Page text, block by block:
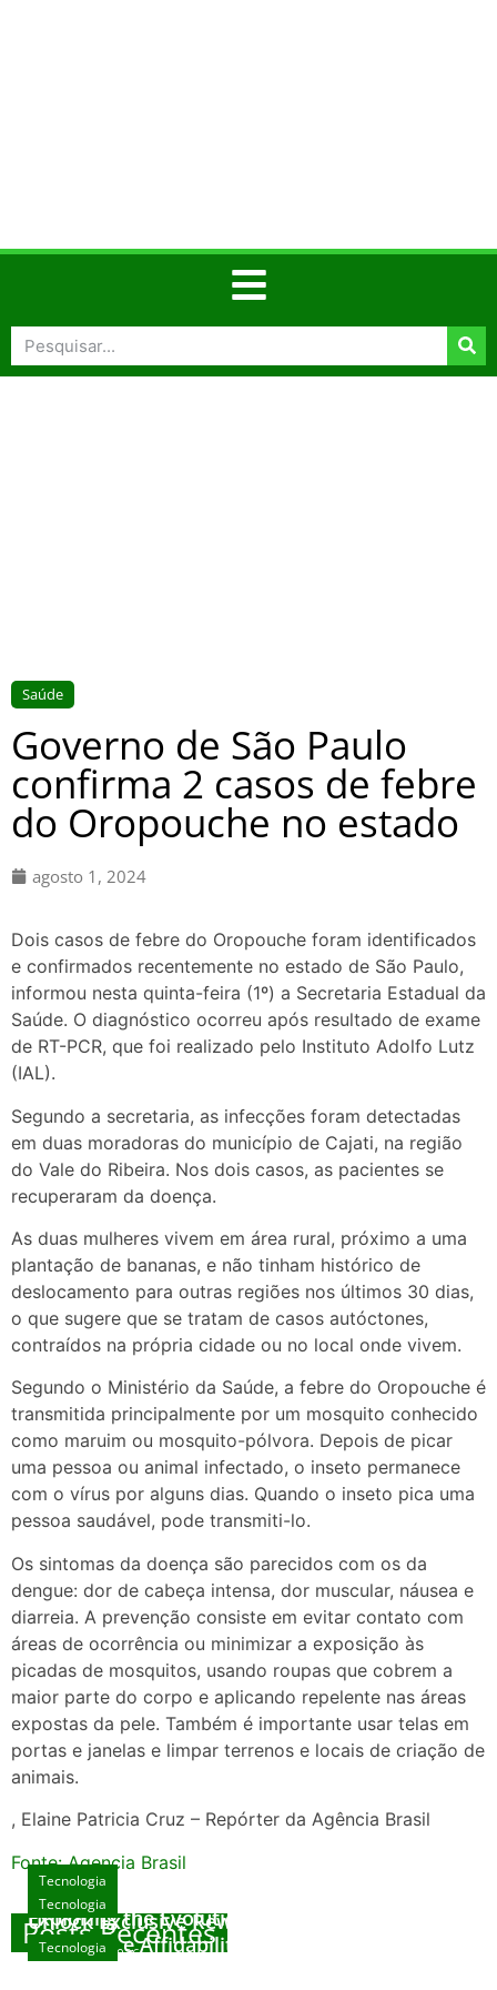
Saúde
Governo de São Paulo
confirma 2 casos de febre
do Oropouche no estado
agosto 1, 2024
Dois casos de febre do Oropouche foram identificados
e confirmados recentemente no estado de São Paulo,
informou nesta quinta-feira (1º) a Secretaria Estadual da
Saúde. O diagnóstico ocorreu após resultado de exame
de RT-PCR, que foi realizado pelo Instituto Adolfo Lutz
(IAL).
Segundo a secretaria, as infecções foram detectadas
em duas moradoras do município de Cajati, na região
do Vale do Ribeira. Nos dois casos, as pacientes se
recuperaram da doença.
As duas mulheres vivem em área rural, próximo a uma
plantação de bananas, e não tinham histórico de
deslocamento para outras regiões nos últimos 30 dias,
o que sugere que se tratam de casos autóctones,
contraídos na própria cidade ou no local onde vivem.
Segundo o Ministério da Saúde, a febre do Oropouche é
transmitida principalmente por um mosquito conhecido
como maruim ou mosquito-pólvora. Depois de picar
uma pessoa ou animal infectado, o inseto permanece
com o vírus por alguns dias. Quando o inseto pica uma
pessoa saudável, pode transmiti-lo.
Os sintomas da doença são parecidos com os da
dengue: dor de cabeça intensa, dor muscular, náusea e
diarreia. A prevenção consiste em evitar contato com
áreas de ocorrência ou minimizar a exposição às
picadas de mosquitos, usando roupas que cobrem a
maior parte do corpo e aplicando repelente nas áreas
expostas da pele. Também é importante usar telas em
portas e janelas e limpar terrenos e locais de criação de
animais.
, Elaine Patricia Cruz – Repórter da Agência Brasil
Fonte: Agencia Brasil
Posts Recentes
Tecnologia
Exploring the Evolution of Online Slot Games
agosto 7, 2026
Tecnologia
Unlock Exclusive Rewards at The Big Dog
House
Tecnologia
Sicurezza e Affidabilità di Mr Nulls Wicked
Wares
Tecnologia